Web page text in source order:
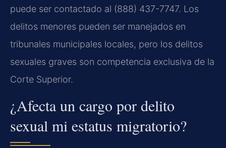
puede ser contactado al (888) 437-7747. Los
delitos menores pueden ser manejados en
tribunales municipales locales, pero los delitos
sexuales graves son competencia exclusiva de la
Corte Superior.
¿Afecta un cargo por delito
sexual mi estatus migratorio?